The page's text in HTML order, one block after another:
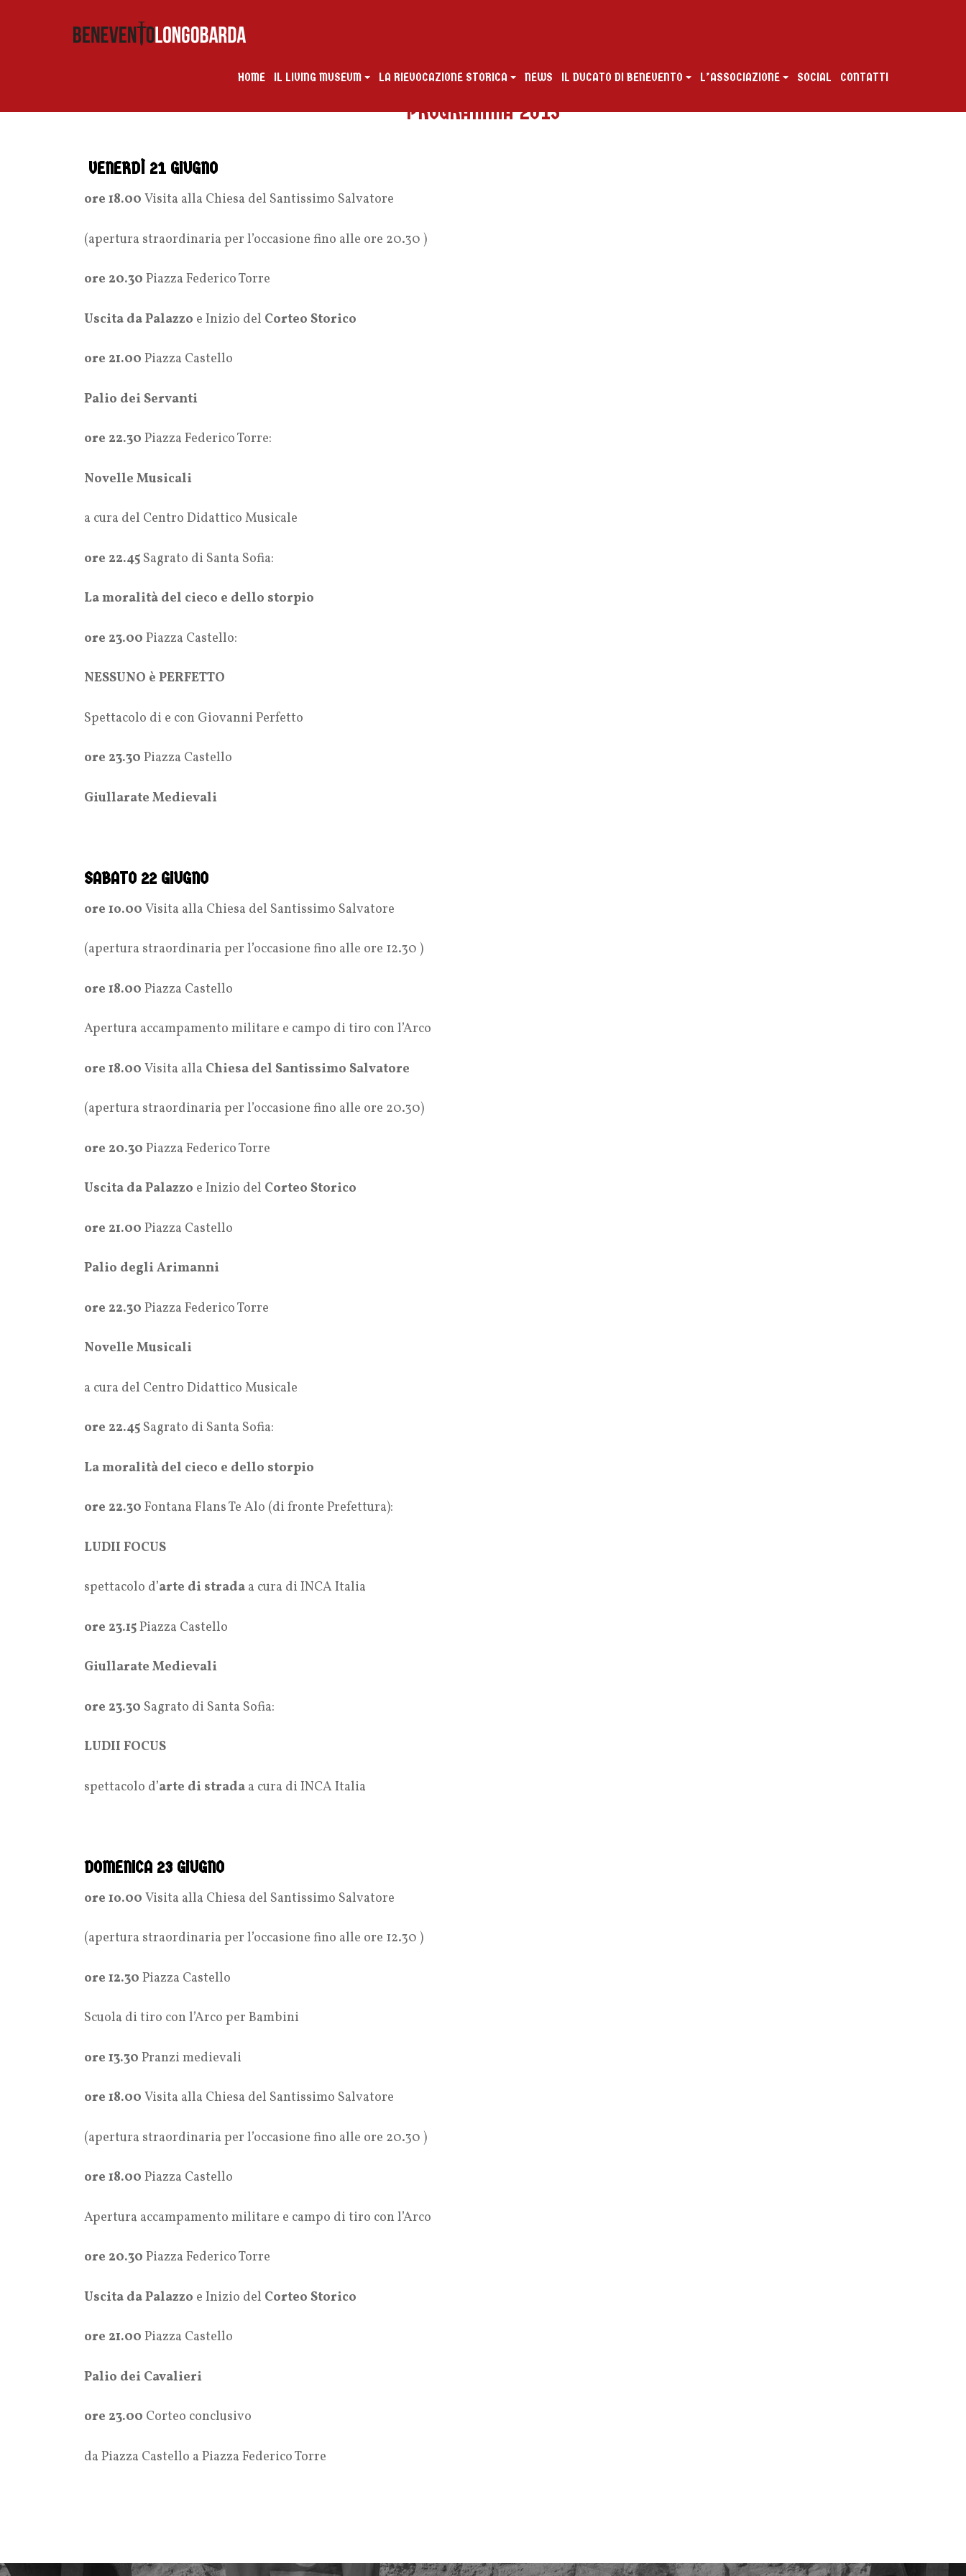
HOME IL LIVING MUSEUM LA RIEVOCAZIONE STORICA NEWS IL DUCATO DI BENEVENTO L’ASSOCIAZIONE SOCIAL CONTATTI
PROGRAMMA 2013
VENERDÌ 21 GIUGNO
ore 18.00 Visita alla Chiesa del Santissimo Salvatore
(apertura straordinaria per l’occasione fino alle ore 20.30 )
ore 20.30 Piazza Federico Torre
Uscita da Palazzo e Inizio del Corteo Storico
ore 21.00 Piazza Castello
Palio dei Servanti
ore 22.30 Piazza Federico Torre:
Novelle Musicali
a cura del Centro Didattico Musicale
ore 22.45 Sagrato di Santa Sofia:
La moralità del cieco e dello storpio
ore 23.00 Piazza Castello:
NESSUNO è PERFETTO
Spettacolo di e con Giovanni Perfetto
ore 23.30 Piazza Castello
Giullarate Medievali
SABATO 22 GIUGNO
ore 1o.00 Visita alla Chiesa del Santissimo Salvatore
(apertura straordinaria per l’occasione fino alle ore 12.30 )
ore 18.00 Piazza Castello
Apertura accampamento militare e campo di tiro con l’Arco
ore 18.00 Visita alla Chiesa del Santissimo Salvatore
(apertura straordinaria per l’occasione fino alle ore 20.30)
ore 20.30 Piazza Federico Torre
Uscita da Palazzo e Inizio del Corteo Storico
ore 21.00 Piazza Castello
Palio degli Arimanni
ore 22.30 Piazza Federico Torre
Novelle Musicali
a cura del Centro Didattico Musicale
ore 22.45 Sagrato di Santa Sofia:
La moralità del cieco e dello storpio
ore 22.30 Fontana Flans Te Alo (di fronte Prefettura):
LUDII FOCUS
spettacolo d’arte di strada a cura di INCA Italia
ore 23.15Piazza Castello
Giullarate Medievali
ore 23.30 Sagrato di Santa Sofia:
LUDII FOCUS
spettacolo d’arte di strada a cura di INCA Italia
DOMENICA 23 GIUGNO
ore 1o.00 Visita alla Chiesa del Santissimo Salvatore
(apertura straordinaria per l’occasione fino alle ore 12.30 )
ore 12.30 Piazza Castello
Scuola di tiro con l’Arco per Bambini
ore 13.30 Pranzi medievali
ore 18.00 Visita alla Chiesa del Santissimo Salvatore
(apertura straordinaria per l’occasione fino alle ore 20.30 )
ore 18.00 Piazza Castello
Apertura accampamento militare e campo di tiro con l’Arco
ore 20.30 Piazza Federico Torre
Uscita da Palazzo e Inizio del Corteo Storico
ore 21.00 Piazza Castello
Palio dei Cavalieri
ore 23.00 Corteo conclusivo
da Piazza Castello a Piazza Federico Torre